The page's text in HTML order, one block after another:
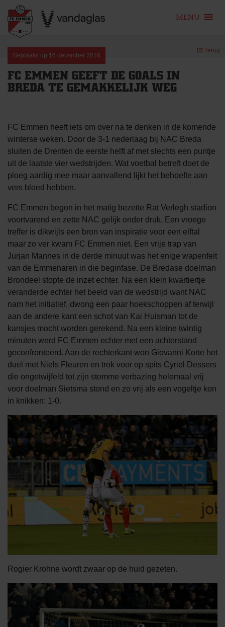
content
MENU
Geplaatst op 16 december 2016
Terug
FC EMMEN GEEFT DE GOALS IN
BREDA TE GEMAKKELIJK WEG
FC Emmen heeft iets om over na te denken in de komende
winterse weken. Door de 3-1 nederlaag bij NAC Breda
sluiten de Drenten de eerste helft af met slechts een puntje
uit de laatste vier wedstrijden. Wat voetbal betreft doet de
ploeg aardig mee maar aanvallend lijkt het behoefte aan
vers bloed hebben.
FC Emmen begon in het matig bezette Rat Verlegh stadion
voortvarend en zette NAC gelijk onder druk. Een vroege
treffer is dikwijls een bron van inspiratie voor een elftal
maar zo ver kwam FC Emmen niet. Een vrije trap van
Jurjan Mannes in de derde minuut was het enige wapenfeit
van de Emmenaren in die beginfase. De Bredase doelman
Brondeel stopte de inzet echter. Na een klein kwartiertje
veranderde echter het beeld van de wedstrijd want NAC
nam het initiatief, dwong een paar hoekschoppen af terwijl
aan de andere kant een schot van Kai Huisman tot de
kansjes mocht worden gerekend. Na een kleine twintig
minuten werd FC Emmen echter met een achterstand
geconfronteerd. Aan de rechterkant won Giovanni Korte het
duel met Niels Fleuren en trok voor op spits Cyriel Dessers
die ongetwijfeld tot zijn stomme verbazing helemaal vrij
voor doelman Sietsma stond en zo vrij als een vogeltje kon
in knikken: 1-0.
Rogier Krohne wordt zwaar op de huid gezeten.